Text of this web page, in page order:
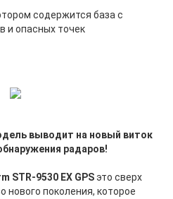
содержится база с
и опасных точек
выводит на новый виток
радаров!
STR-9530 EX GPSэто сверх
нового поколения, которое